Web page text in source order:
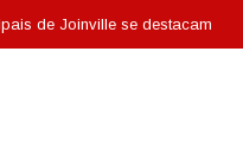
se destacam entre as dez